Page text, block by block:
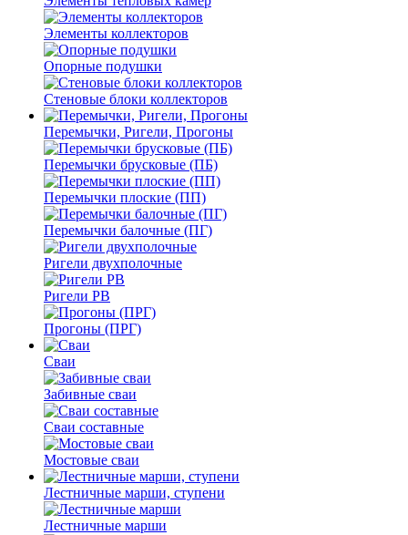
Элементы коллекторов
Опорные подушки
Стеновые блоки коллекторов
Перемычки, Ригели, Прогоны
Перемычки брусковые (ПБ)
Перемычки плоские (ПП)
Перемычки балочные (ПГ)
Ригели двухполочные
Ригели РВ
Прогоны (ПРГ)
Сваи
Забивные сваи
Сваи составные
Мостовые сваи
Лестничные марши, ступени
Лестничные марши